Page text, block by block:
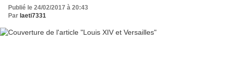
Publié le 24/02/2017 à 20:43
Par laeti7331